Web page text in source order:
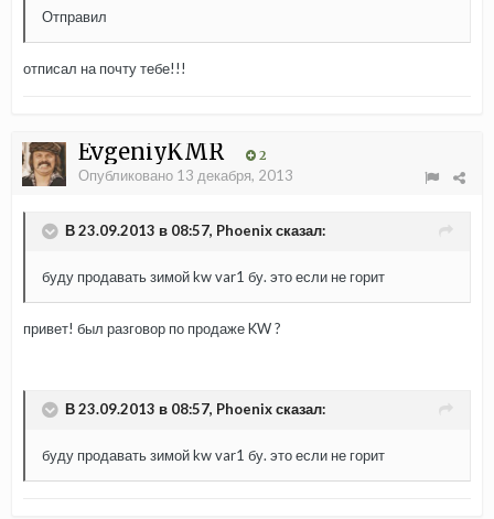
Отправил
отписал на почту тебе!!!
EvgeniyKMR 2
Опубликовано 13 декабря, 2013
В 23.09.2013 в 08:57, Phoenix сказал:
буду продавать зимой kw var1 бу. это если не горит
привет! был разговор по продаже KW ?
В 23.09.2013 в 08:57, Phoenix сказал:
буду продавать зимой kw var1 бу. это если не горит